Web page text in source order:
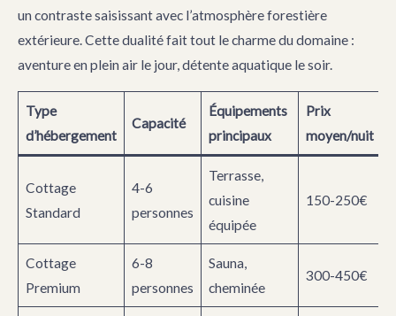
un contraste saisissant avec l’atmosphère forestière
extérieure. Cette dualité fait tout le charme du domaine :
aventure en plein air le jour, détente aquatique le soir.
Type
d’hébergement
Capacité
Équipements
principaux
Prix
moyen/nuit
Cottage
Standard
4-6
personnes
Terrasse,
cuisine
équipée
150-250€
Cottage
Premium
6-8
personnes
Sauna,
cheminée
300-450€